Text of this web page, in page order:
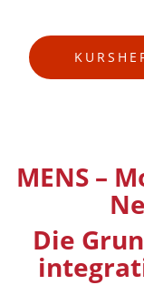
MENS –
Die